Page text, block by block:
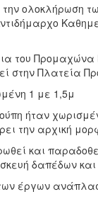
ολοκλήρωση
του
στην Πλατεία
1 με 1,5μ
ήταν
την αρχική
και
δαπέδων
έργων